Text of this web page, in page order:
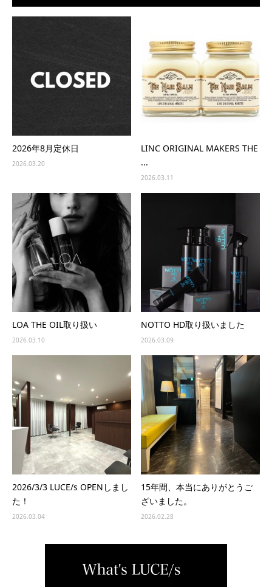
2026年8月定休日
2026.03.20
LINC ORIGINAL MAKERS THE
...
2026.03.11
LOA THE OIL取り扱い
2026.03.10
NOTTO HD取り扱いました
2026.03.09
2026/3/3 LUCE/s OPENしまし
た！
2026.03.04
15年間、本当にありがとうご
ざいました。
2026.02.28